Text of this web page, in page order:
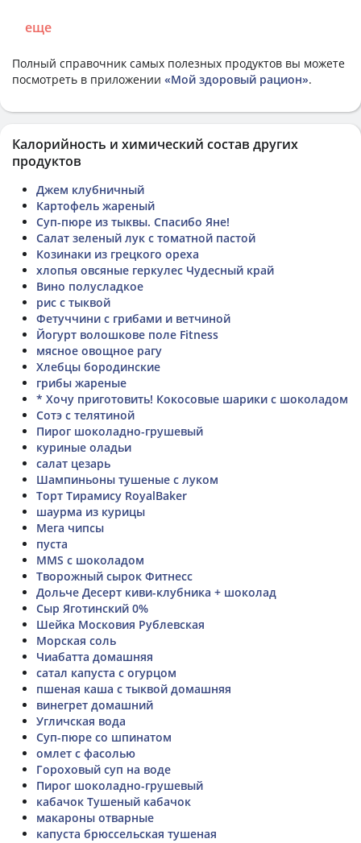
еще
Полный справочник самых полезных продуктов вы можете
посмотреть в приложении «Мой здоровый рацион».
Калорийность и химический состав других
продуктов
Джем клубничный
Картофель жареный
Суп-пюре из тыквы. Спасибо Яне!
Салат зеленый лук с томатной пастой
Козинаки из грецкого ореха
хлопья овсяные геркулес Чудесный край
Вино полусладкое
рис с тыквой
Фетуччини с грибами и ветчиной
Йогурт волошкове поле Fitness
мясное овощное рагу
Хлебцы бородинские
грибы жареные
* Хочу приготовить! Кокосовые шарики с шоколадом
Сотэ с телятиной
Пирог шоколадно-грушевый
куриные оладьи
салат цезарь
Шампиньоны тушеные с луком
Торт Тирамису RoyalBaker
шаурма из курицы
Мега чипсы
пуста
MMS с шоколадом
Творожный сырок Фитнесс
Дольче Десерт киви-клубника + шоколад
Сыр Яготинский 0%
Шейка Московия Рублевская
Морская соль
Чиабатта домашняя
сатал капуста с огурцом
пшеная каша с тыквой домашняя
винегрет домашний
Угличская вода
Суп-пюре со шпинатом
омлет с фасолью
Гороховый суп на воде
Пирог шоколадно-грушевый
кабачок Тушеный кабачок
макароны отварные
капуста брюссельская тушеная